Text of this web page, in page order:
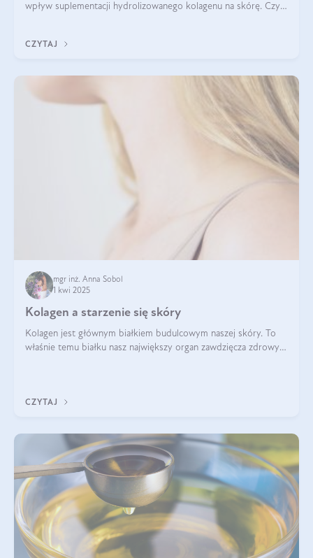
wpływ suplementacji hydrolizowanego kolagenu na skórę. Czy
CZYTAJ
mgr inż. Anna Sobol
1 kwi 2025
Kolagen a starzenie się skóry
Kolagen jest głównym białkiem budulcowym naszej skóry. To
właśnie temu białku nasz największy organ zawdzięcza zdrowy
CZYTAJ